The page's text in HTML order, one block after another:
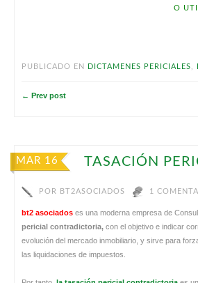
O
PUBLICADO EN DICTAMENES PERICIALES
← Prev post
MAR 16 TASACIÓN
POR BT2ASOCIADOS 1
bt2 asociados es una moderna empresa de
pericial contradictoria, con el objetivo e indicar
evolución del mercado inmobiliario, y sirve para
las liquidaciones de impuestos.